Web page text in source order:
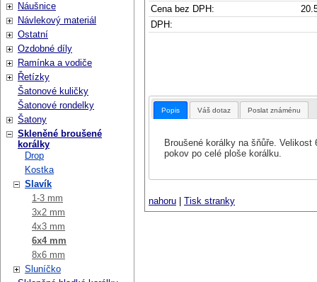
Cena bez DPH:
DPH:
Popis Váš dotaz Poslat známénu
Broušené korálky na šňůře.
pokov po celé ploše korálku.
nahoru Tisk stranky
Náušnice
Návlekový materiál
Ostatní
Ozdobné díly
Ramínka a vodiče
Řetízky
Šatonové kuličky
Šatonové rondelky
Šatony
Skleněné broušené
korálky
Drop
Kostka
Slavík
1-3 mm
3x2 mm
4x3 mm
6x4 mm
8x6 mm
Sluníčko